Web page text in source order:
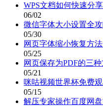
WPS文档如何快速分
06/02
微信字体大小设置全
05/30
网页字体缩小恢复方
05/25
网页保存为PDF的三
05/21
咪咕视频世界杯免费
05/15
解压专家操作百度网